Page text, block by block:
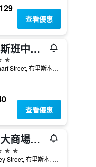
查看優惠
布里斯班中心智選假日酒店
168 Wharf Street, 布里斯本, QLD, 澳洲
查看優惠
南岸大商場購物中心酒店
267 Grey Street, 布里斯本, QLD, 澳洲